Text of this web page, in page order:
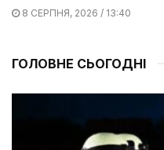
8 СЕРПНЯ, 2026 / 13:40
ГОЛОВНЕ СЬОГОДНІ